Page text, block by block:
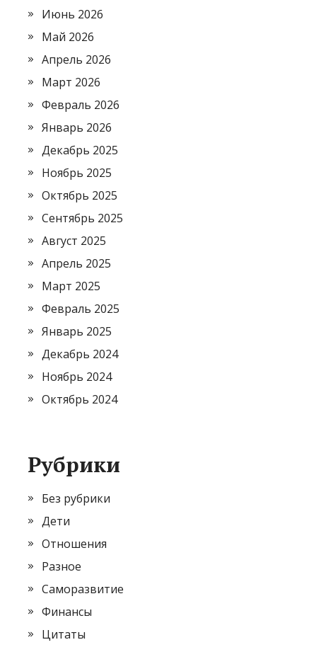
Июнь 2026
Май 2026
Апрель 2026
Март 2026
Февраль 2026
Январь 2026
Декабрь 2025
Ноябрь 2025
Октябрь 2025
Сентябрь 2025
Август 2025
Апрель 2025
Март 2025
Февраль 2025
Январь 2025
Декабрь 2024
Ноябрь 2024
Октябрь 2024
Рубрики
Без рубрики
Дети
Отношения
Разное
Саморазвитие
Финансы
Цитаты